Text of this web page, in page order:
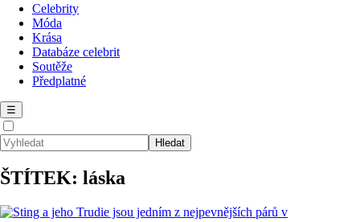
Celebrity
Móda
Krása
Databáze celebrit
Soutěže
Předplatné
☰
ŠTÍTEK: láska